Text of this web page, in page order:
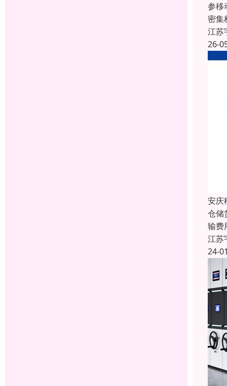
参移
密集
江苏
26-
安庆
仓储
输费
江苏
24-